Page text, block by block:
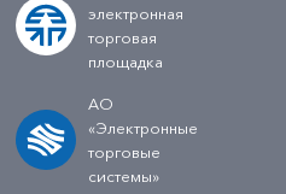
электронная
торговая
площадка
АО
«Электронные
торговые
системы»